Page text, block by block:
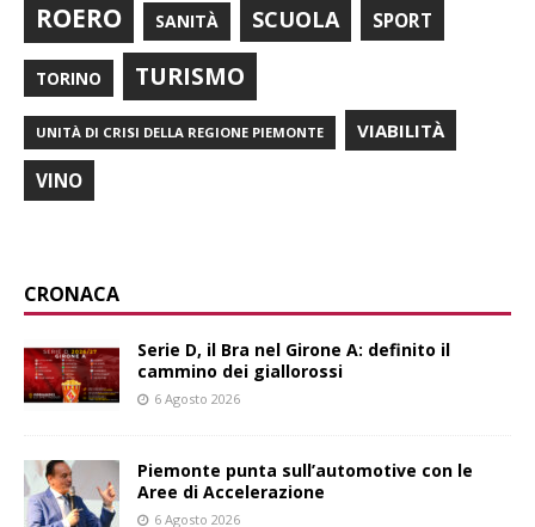
ROERO SANITÀ SCUOLA SPORT
TORINO TURISMO
UNITÀ DI CRISI DELLA REGIONE PIEMONTE VIABILITÀ
VINO
CRONACA
Serie D, il Bra nel Girone A: definito il
cammino dei giallorossi
6 Agosto 2026
Piemonte punta sull’automotive con le
Aree di Accelerazione
6 Agosto 2026